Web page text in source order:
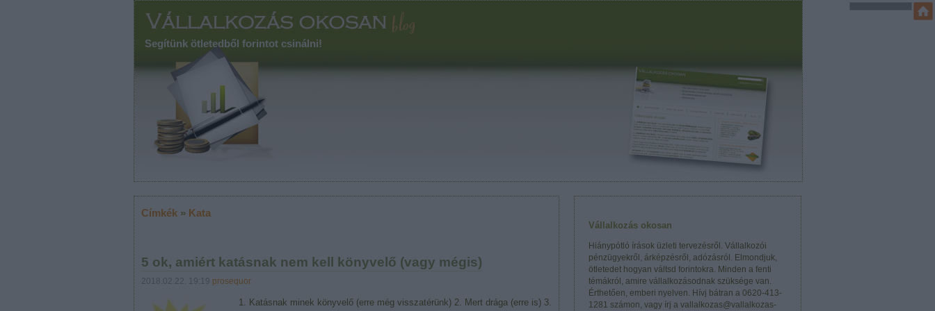
Segítünk ötletedből forintot csinálni!
Vállalkozás okosan
Hiánypótló írások üzleti tervezésről. Vállalkozói
pénzügyekről, árképzésről, adózásról. Elmondjuk,
ötletedet hogyan váltsd forintokra. Minden a fenti
témákról, amire vállalkozásodnak szüksége van.
Érthetően, emberi nyelven. Hívj bátran a 0620-413-
1281 számon, vagy írj a vallalkozas@vallalkozas-
Címkék » Kata
5 ok, amiért katásnak nem kell könyvelő (vagy mégis)
2018.02.22. 19:19 prosequor
1. Katásnak minek könyvelő (erre még visszatérünk) 2. Mert drága (erre is) 3.